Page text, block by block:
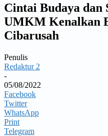
Cintai Budaya dan
UMKM Kenalkan
Cibarusah
Penulis
Redaktur 2
-
05/08/2022
Facebook
Twitter
WhatsApp
Print
Telegram